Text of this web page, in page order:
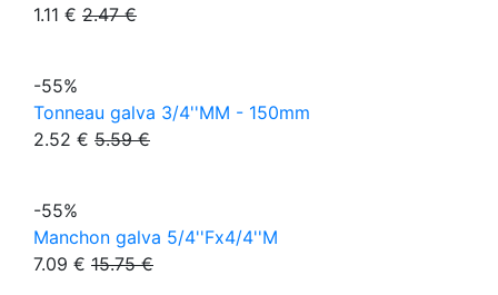
1.11 € 2.47 €
-55%
Tonneau galva 3/4''MM - 150mm
2.52 € 5.59 €
-55%
Manchon galva 5/4''Fx4/4''M
7.09 € 15.75 €